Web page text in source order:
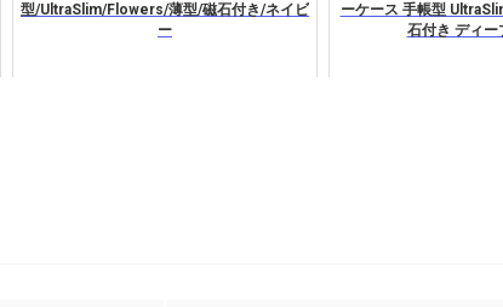
型/UltraSlim/Flowers/薄型/磁石付き/ネイビ
ー
ーケース 手帳型
石付き ディー